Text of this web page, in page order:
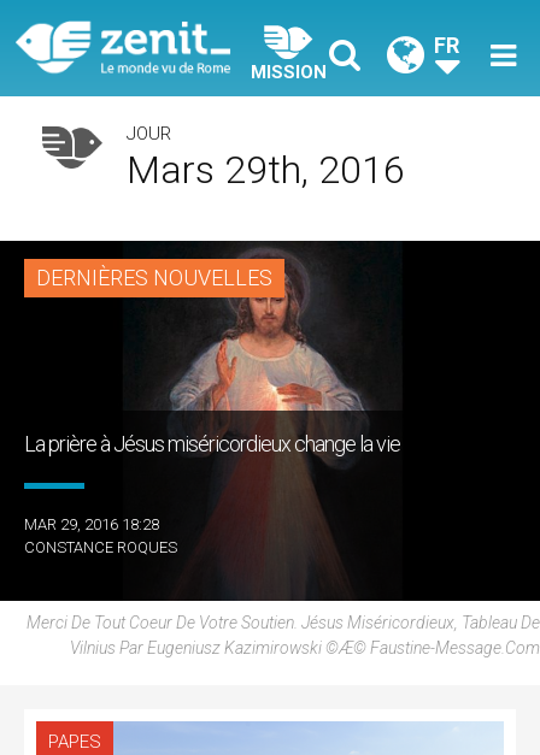
MISSION
FR
JOUR
Mars 29th, 2016
DERNIÈRES NOUVELLES
La prière à Jésus miséricordieux change la vie
MAR 29, 2016 18:28
CONSTANCE ROQUES
Merci De Tout Coeur De Votre Soutien. Jésus Miséricordieux, Tableau De
Vilnius Par Eugeniusz Kazimirowski ©æ© Faustine-Message.com
PAPES